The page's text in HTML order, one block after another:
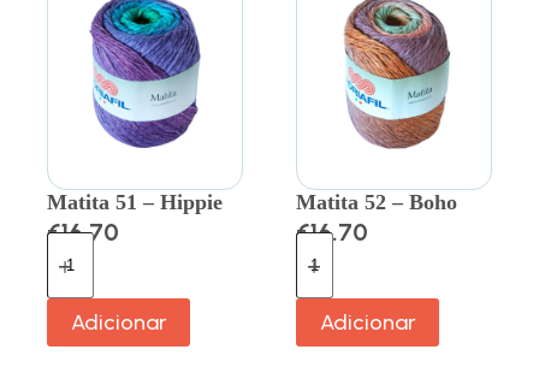
Matita 51 – Hippie
€16.70
Adicionar
Matita 52 – Boho
€16.70
Adicionar